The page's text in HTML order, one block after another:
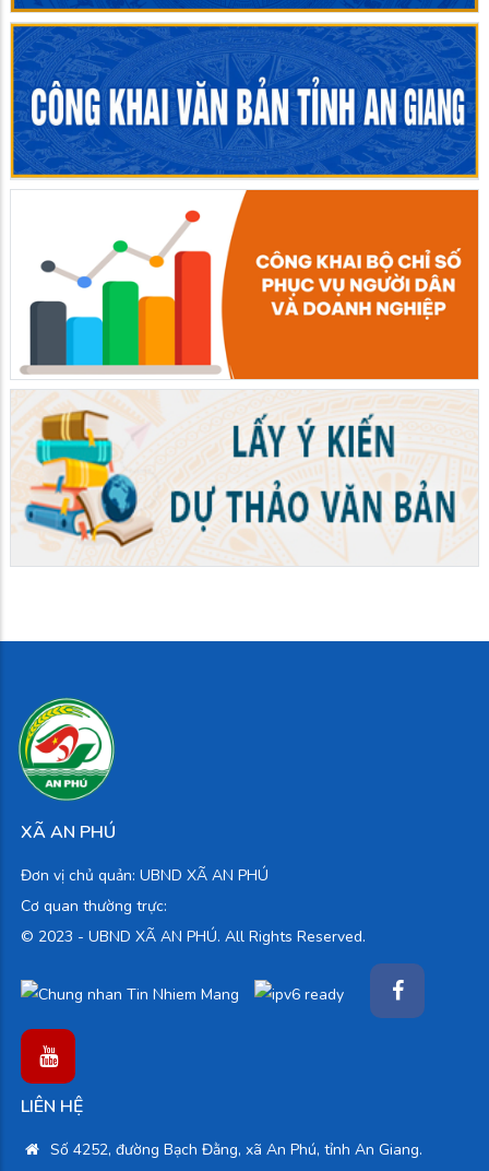
XÃ AN PHÚ
Đơn vị chủ quản: UBND XÃ AN PHÚ
Cơ quan thường trực:
© 2023 - UBND XÃ AN PHÚ. All Rights Reserved.
LIÊN HỆ
Số 4252, đường Bạch Đằng, xã An Phú, tỉnh An Giang.